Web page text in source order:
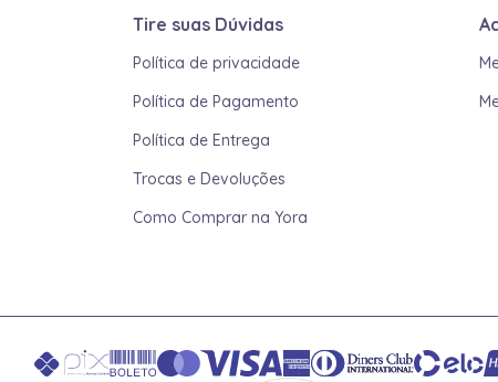
Tire suas Dúvidas
Política de privacidade
Política de Pagamento
Política de Entrega
Trocas e Devoluções
Como Comprar na Yora